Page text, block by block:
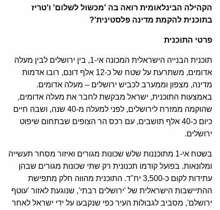
הקהילה הבינלאומית רואה בה 'מכשול לשלום' ו'טריז
בתוכנית להקמת מדינה פלסטינית'?
פרטי התוכנית
תוכנית הבנייה הישראלית המכונה אי-1, בין ירושלים לבין מעלה
אדומים, משתרעת על שטח של כ-12 אלף דונם, רובו אדמות
מדינה, מצפון וממערב לכביש ירושלים – מעלה אדומים.
באמצעות התוכנית, ישראל מבקשת לחבר את מעלה אדומים,
שהוקמה ממזרח לירושלים, לפני למעלה מ-40 שנה, ושבה חיים
כיום כ-40 אלף תושבים, עם רכס הר הצופים שבתחום שיפוט
ירושלים.
בשטח אי-1 מתוכננות שלש שכונות מגורים ואיזור מסחר תעשייה
ומלונאות. בפועל קודמו תכנונית רק שתי שכונות מגורים שבהן
עתידות לקום כ-3,500 יח"ד. התוכנית מהווה חלק מתפישת
ההתיישבות הישראלית של 'ירושלים רבתי', שנוגעת לאזור 'עוטף
ירושלם', מסביב לגבולות העיר כפי שנקבעו על ידי ישראל לאחר